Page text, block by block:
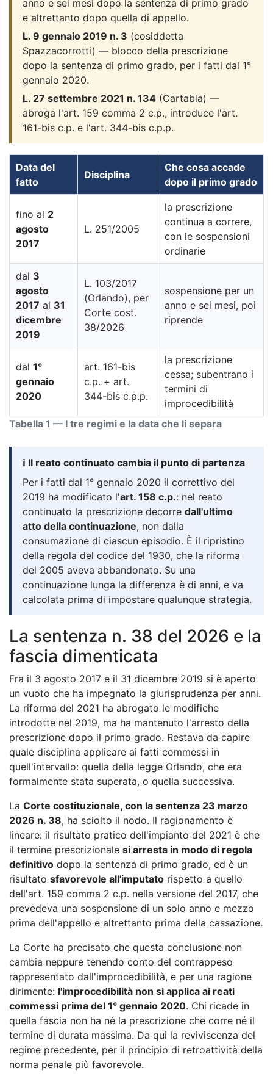
anno e sei mesi dopo la sentenza di primo grado
e altrettanto dopo quella di appello.
L. 9 gennaio 2019 n. 3 (cosiddetta
Spazzacorrotti) — blocco della prescrizione
dopo la sentenza di primo grado, per i fatti dal 1°
gennaio 2020.
L. 27 settembre 2021 n. 134 (Cartabia) —
abroga l'art. 159 comma 2 c.p., introduce l'art.
161-bis c.p. e l'art. 344-bis c.p.p.
Tabella 1 — I tre regimi e la data che li separa
Data del
fatto
Disciplina
Che cosa accade
dopo il primo grado
fino al 2
agosto
2017
L. 251/2005
la prescrizione
continua a correre,
con le sospensioni
ordinarie
dal 3
agosto
2017 al 31
dicembre
2019
L. 103/2017
(Orlando), per
Corte cost.
38/2026
sospensione per un
anno e sei mesi, poi
riprende
dal 1°
gennaio
2020
art. 161-bis
c.p. + art.
344-bis c.p.p.
la prescrizione
cessa; subentrano i
termini di
improcedibilità
ℹ️ Il reato continuato cambia il punto di partenza
Per i fatti dal 1° gennaio 2020 il correttivo del
2019 ha modificato l'art. 158 c.p.: nel reato
continuato la prescrizione decorre dall'ultimo
atto della continuazione, non dalla
consumazione di ciascun episodio. È il ripristino
della regola del codice del 1930, che la riforma
del 2005 aveva abbandonato. Su una
continuazione lunga la differenza è di anni, e va
calcolata prima di impostare qualunque strategia.
La sentenza n. 38 del 2026 e la
fascia dimenticata
Fra il 3 agosto 2017 e il 31 dicembre 2019 si è aperto
un vuoto che ha impegnato la giurisprudenza per anni.
La riforma del 2021 ha abrogato le modifiche
introdotte nel 2019, ma ha mantenuto l'arresto della
prescrizione dopo il primo grado. Restava da capire
quale disciplina applicare ai fatti commessi in
quell'intervallo: quella della legge Orlando, che era
formalmente stata superata, o quella successiva.
La Corte costituzionale, con la sentenza 23 marzo
2026 n. 38, ha sciolto il nodo. Il ragionamento è
lineare: il risultato pratico dell'impianto del 2021 è che
il termine prescrizionale si arresta in modo di regola
definitivo dopo la sentenza di primo grado, ed è un
risultato sfavorevole all'imputato rispetto a quello
dell'art. 159 comma 2 c.p. nella versione del 2017, che
prevedeva una sospensione di un solo anno e mezzo
prima dell'appello e altrettanto prima della cassazione.
La Corte ha precisato che questa conclusione non
cambia neppure tenendo conto del contrappeso
rappresentato dall'improcedibilità, e per una ragione
dirimente: l'improcedibilità non si applica ai reati
commessi prima del 1° gennaio 2020. Chi ricade in
quella fascia non ha né la prescrizione che corre né il
termine di durata massima. Da qui la reviviscenza del
regime precedente, per il principio di retroattività della
norma penale più favorevole.